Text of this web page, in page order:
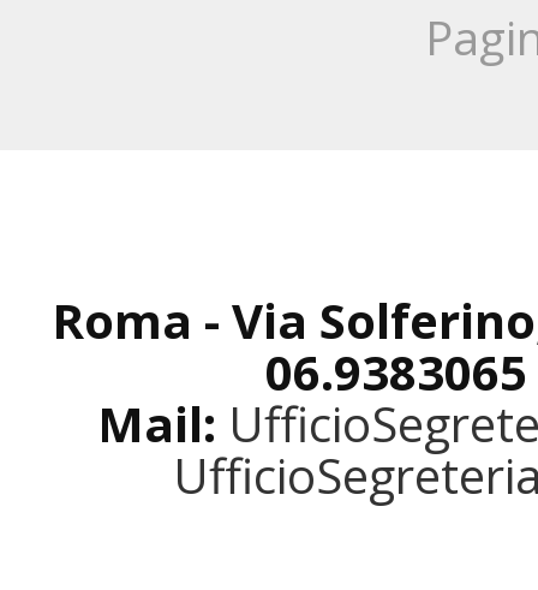
Roma - Via
Mail: